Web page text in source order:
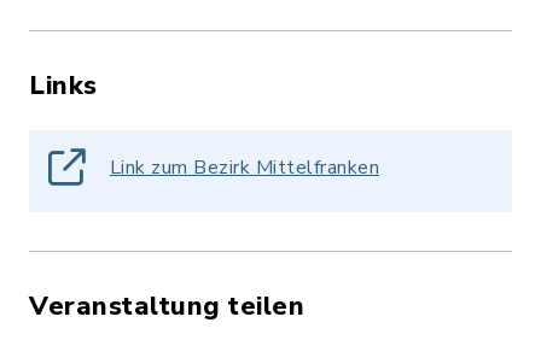
Links
Link zum Bezirk Mittelfranken
Veranstaltung teilen